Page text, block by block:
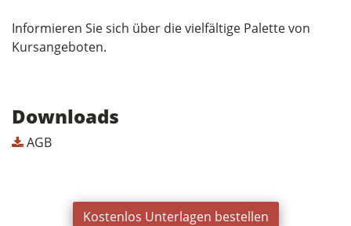
Informieren Sie sich über die vielfältige Palette von
Kursangeboten.
Downloads
AGB
Kostenlos Unterlagen bestellen